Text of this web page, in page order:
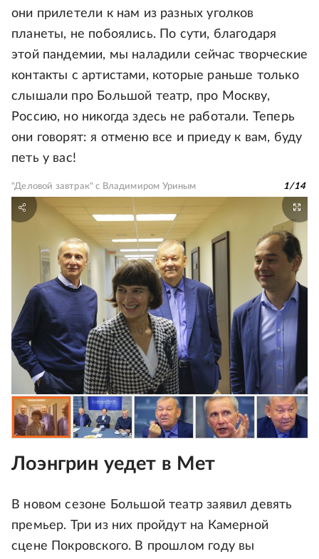
они прилетели к нам из разных уголков
планеты, не побоялись. По сути, благодаря
этой пандемии, мы наладили сейчас творческие
контакты с артистами, которые раньше только
слышали про Большой театр, про Москву,
Россию, но никогда здесь не работали. Теперь
они говорят: я отменю все и приеду к вам, буду
петь у вас!
"Деловой завтрак" с Владимиром Уриным 1/14
Лоэнгрин уедет в Мет
В новом сезоне Большой театр заявил девять
премьер. Три из них пройдут на Камерной
сцене Покровского. В прошлом году вы